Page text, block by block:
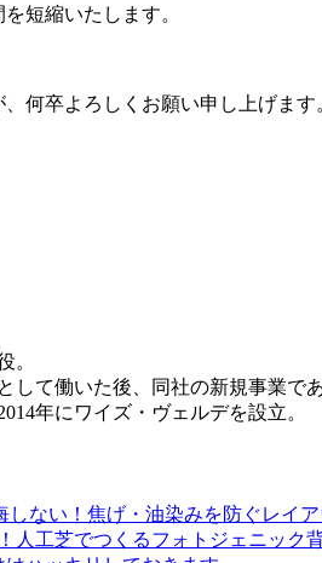
短縮いたします。
何卒よろしくお願い申し上げます
。
して働いた後、同社の新規事業で
年にワイズ・ヴェルデを設立。
しない！焦げ・油染みを防ぐレイア
人工芝でつくるフォトジェニック